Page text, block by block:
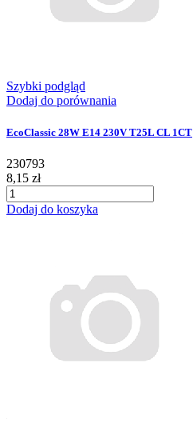
Szybki podgląd
Dodaj do porównania
EcoClassic 28W E14 230V T25L CL 1CT
230793
8,15 zł
Dodaj do koszyka